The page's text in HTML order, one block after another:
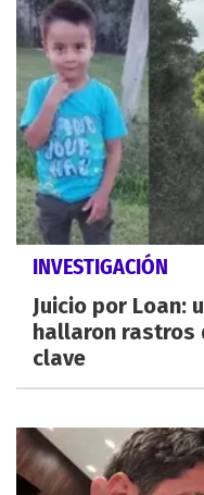
INVESTIGACIÓN
Juicio por Loan:
hallaron rastros
clave